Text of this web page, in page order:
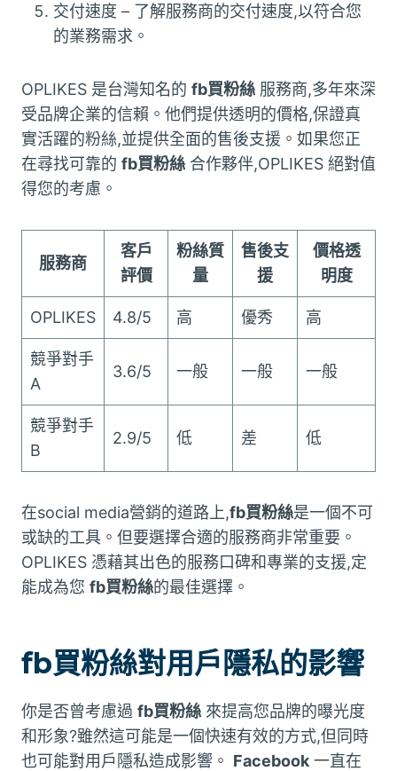
交付速度 – 了解服務商的交付速度,以符合您
的業務需求。
OPLIKES 是台灣知名的 fb買粉絲 服務商,多年來深
受品牌企業的信賴。他們提供透明的價格,保證真
實活躍的粉絲,並提供全面的售後支援。如果您正
在尋找可靠的 fb買粉絲 合作夥伴,OPLIKES 絕對值
得您的考慮。
服務商
客戶
評價
粉絲質
量
售後支
援
價格透
明度
OPLIKES 4.8/5 高 優秀 高
競爭對手
A
3.6/5 一般 一般 一般
競爭對手
B
2.9/5 低 差 低
在social media營銷的道路上,fb買粉絲是一個不可
或缺的工具。但要選擇合適的服務商非常重要。
OPLIKES 憑藉其出色的服務口碑和專業的支援,定
能成為您 fb買粉絲的最佳選擇。
fb買粉絲對用戶隱私的影響
你是否曾考慮過 fb買粉絲 來提高您品牌的曝光度
和形象?雖然這可能是一個快速有效的方式,但同時
也可能對用戶隱私造成影響。 Facebook 一直在